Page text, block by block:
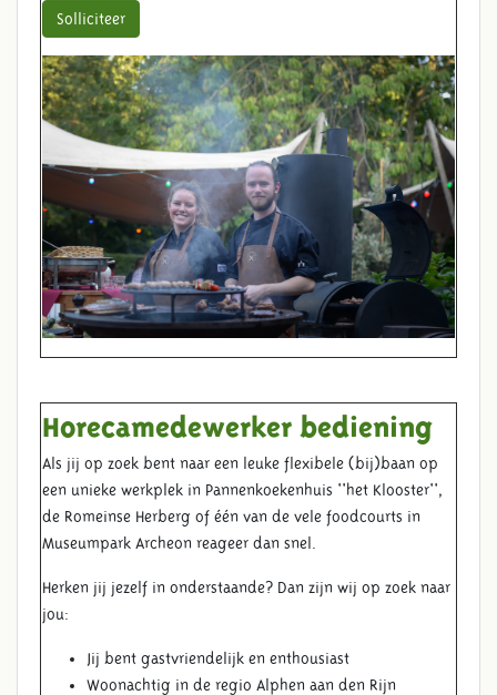
Solliciteer
Horecamedewerker bediening
Als jij op zoek bent naar een leuke flexibele (bij)baan op
een unieke werkplek in Pannenkoekenhuis ''het Klooster'',
de Romeinse Herberg of één van de vele foodcourts in
Museumpark Archeon reageer dan snel.
Herken jij jezelf in onderstaande? Dan zijn wij op zoek naar
jou:
Jij bent gastvriendelijk en enthousiast
Woonachtig in de regio Alphen aan den Rijn